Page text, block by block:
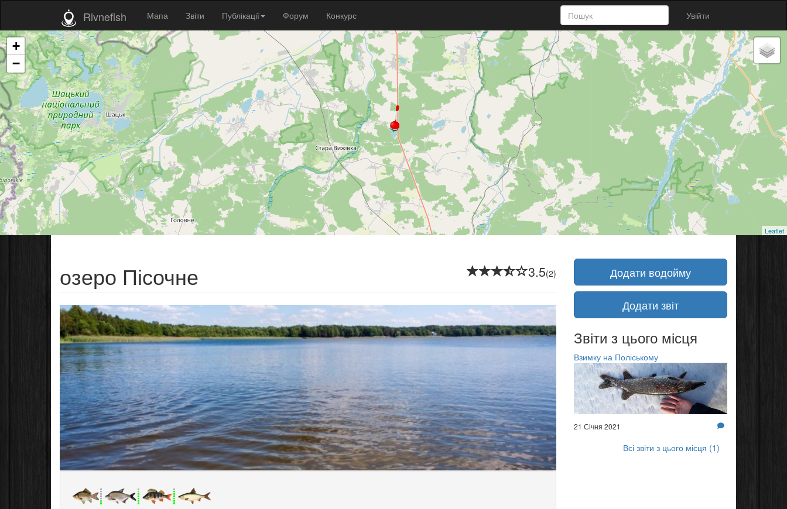
Rivnefish Мапа Звіти Публікації Форум Конкурс Увійти
+
−
Leaflet
озеро Пісочне 3.5(2) Додати водойму
Додати звіт
Звіти з цього місця
Взимку на Поліському
21 Січня 2021
Всі звіти з цього місця (1)